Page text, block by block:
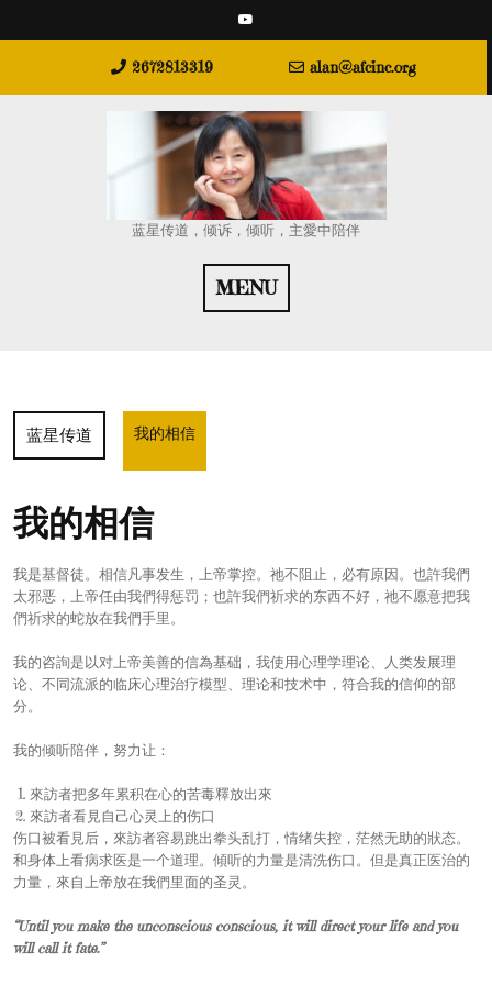
2672813319 alan@afcinc.org
蓝星传道，倾诉，倾听，主愛中陪伴
MENU
蓝星传道 我的相信
我的相信
我是基督徒。相信凡事发生，上帝掌控。祂不阻止，必有原因。也許我們
太邪恶，上帝任由我們得惩罚；也許我們祈求的东西不好，祂不愿意把我
們祈求的蛇放在我們手里。
我的咨詢是以对上帝美善的信為基础，我使用心理学理论、人类发展理
论、不同流派的临床心理治疗模型、理论和技术中，符合我的信仰的部
分。
我的倾听陪伴，努力让：
來訪者把多年累积在心的苦毒釋放出來
來訪者看見自己心灵上的伤口
伤口被看見后，來訪者容易跳出拳头乱打，情绪失控，茫然无助的狀态。
和身体上看病求医是一个道理。傾听的力量是清洗伤口。但是真正医治的
力量，來自上帝放在我們里面的圣灵。
“Until you make the unconscious conscious, it will direct your life and you
will call it fate.”